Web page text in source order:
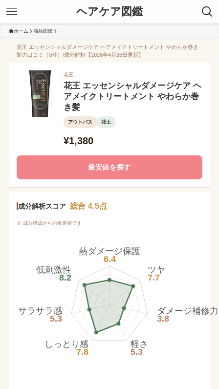
ヘアケア図鑑
ホーム 商品図鑑
花王 エッセンシャルダメージケア ヘアメイクトリートメント やわらか巻き
髪の口コミ（0件）/成分解析【2026年4月26日更新】
花王
花王 エッセンシャルダメージケア ヘ
アメイクトリートメント やわらか巻
き髪
アウトバス 花王
¥1,380
最安値を探す
成分解析スコア 総合 4.5点
※ 成分構成からの推定値です
熱ダメージ保護
6.4
ツヤ
7.7
ダメージ補修力
3.8
軽さ
5.3
しっとり感
7.8
サラサラ感
5.3
低刺激性
8.2